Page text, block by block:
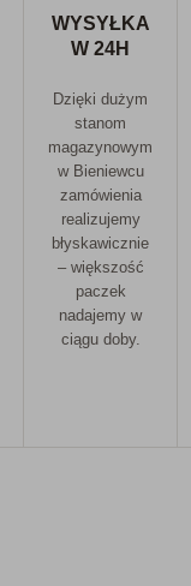
WYSYŁKA
W 24H
Dzięki dużym
stanom
magazynowym
w Bieniewcu
zamówienia
realizujemy
błyskawicznie
– większość
paczek
nadajemy w
ciągu doby.